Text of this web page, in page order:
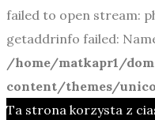
failed to open stream:
getaddrinfo failed:
/home/matkapr1/
content/themes/
Ta strona korzysta z